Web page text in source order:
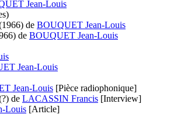
Jean-Louis
de BOUQUET Jean-Louis
de BOUQUET Jean-Louis
Jean-Louis
Jean-Louis [Pièce radiophonique]
de LACASSIN Francis [Interview]
Louis [Article]